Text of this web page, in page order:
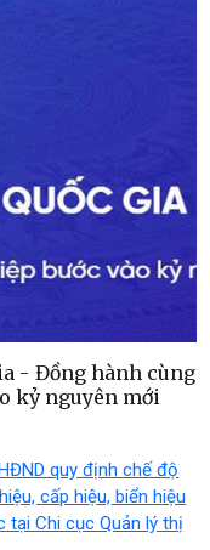
- Đồng hành cùng
kỷ nguyên mới